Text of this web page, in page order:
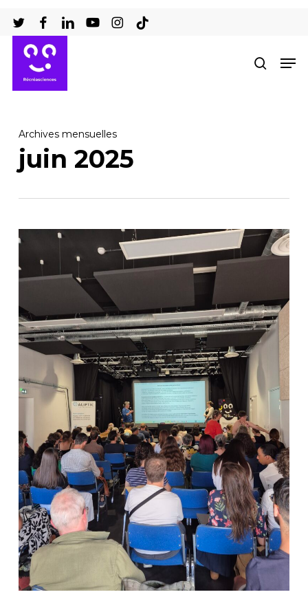
au
contenu
principal
Archives mensuelles
juin 2025
le